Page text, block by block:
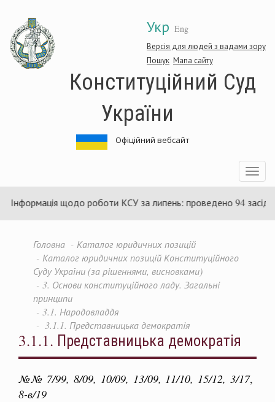
основного
матеріалу
Укр Eng
Версія для людей з вадами зору
Пошук Мапа сайту
Конституційний Суд
України
Офіційний вебсайт
Toggle
щодо роботи КСУ за липень: проведено 94 засідання та
Головна
Каталог юридичних позицій
Каталог юридичних позицій Конституційного
Суду України (за рішеннями, висновками)
3. Основи конституційного ладу. Загальні
принципи
3.1. Народовладдя
3.1.1. Представницька демократія
3.1.1. Представницька демократія
№№ 7/99, 8/09, 10/09, 13/09, 11/10, 15/12, 3/17,
8-в/19